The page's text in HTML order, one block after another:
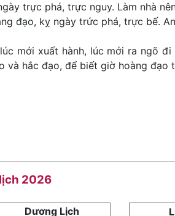
trực phá, trực nguy. Làm nhà
đạo, kỵ ngày trức phá, trực bế.
mới xuất hành, lúc mới ra ngõ
và hắc đạo, để biết giờ hoàng đạo
2026
Dương Lịch